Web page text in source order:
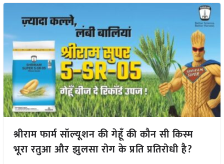
श्रीराम फार्म सॉल्यूशन की गेहूँ की कौन सी किस्म
भूरा रतुआ और झुलसा रोग के प्रति प्रतिरोधी है?